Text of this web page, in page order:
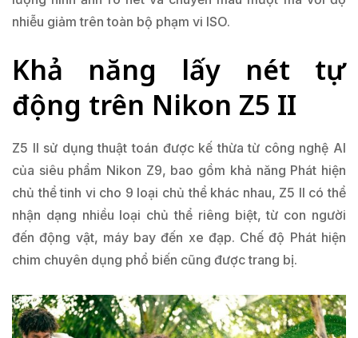
nhiễu giảm trên toàn bộ phạm vi ISO.
Khả năng lấy nét tự
động trên Nikon Z5 II
Z5 II sử dụng thuật toán được kế thừa từ công nghệ AI
của siêu phẩm Nikon Z9, bao gồm khả năng Phát hiện
chủ thể tinh vi cho 9 loại chủ thể khác nhau, Z5 II có thể
nhận dạng nhiều loại chủ thể riêng biệt, từ con người
đến động vật, máy bay đến xe đạp. Chế độ Phát hiện
chim chuyên dụng phổ biến cũng được trang bị.